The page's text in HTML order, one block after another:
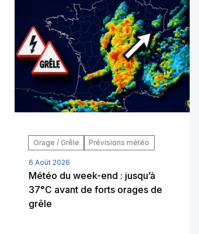
Orage / Grêle Prévisions météo
6 Août 2026
Météo du week-end : jusqu’à
37°C avant de forts orages de
grêle